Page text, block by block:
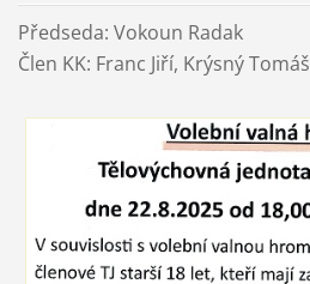
Předseda: Vokoun Radak
Člen KK: Franc Jiří, Krýsný Tomáš